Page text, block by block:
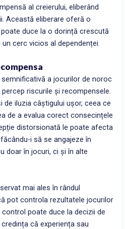
al creierului, eliberând
Această eliberare oferă o
duce la o dorință crescută
cerc vicios al dependenței.
a jocurilor de noroc
riscurile și recompensele.
de iluzia câștigului ușor, ceea ce
de a evalua corect consecințele
distorsionată le poate afecta
i să se angajeze în
doar în jocuri, ci și în alte
mai ales în rândul
pot controla rezultatele jocurilor
poate duce la decizii de
că experiența sau